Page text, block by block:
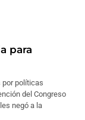
para
por políticas
del Congreso
negó a la